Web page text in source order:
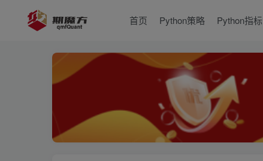
首页 Python策略 Python指标